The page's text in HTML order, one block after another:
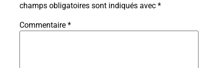
champs obligatoires sont indiqués avec *
Commentaire *